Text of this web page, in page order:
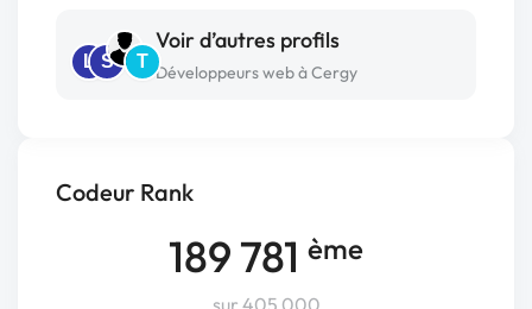
Codeur Rank
189 781 ème
sur 405 000
L S T
Voir d’autres profils
Développeurs web à Cergy